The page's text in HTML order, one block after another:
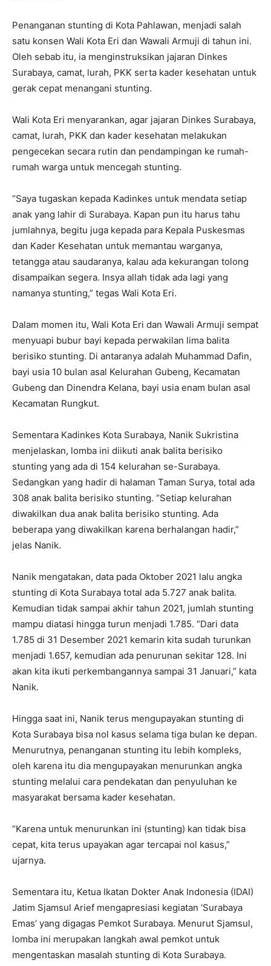
Penanganan stunting di Kota Pahlawan, menjadi salah
satu konsen Wali Kota Eri dan Wawali Armuji di tahun ini.
Oleh sebab itu, ia menginstruksikan jajaran Dinkes
Surabaya, camat, lurah, PKK serta kader kesehatan untuk
gerak cepat menangani stunting.
Wali Kota Eri menyarankan, agar jajaran Dinkes Surabaya,
camat, lurah, PKK dan kader kesehatan melakukan
pengecekan secara rutin dan pendampingan ke rumah-
rumah warga untuk mencegah stunting.
“Saya tugaskan kepada Kadinkes untuk mendata setiap
anak yang lahir di Surabaya. Kapan pun itu harus tahu
jumlahnya, begitu juga kepada para Kepala Puskesmas
dan Kader Kesehatan untuk memantau warganya,
tetangga atau saudaranya, kalau ada kekurangan tolong
disampaikan segera. Insya allah tidak ada lagi yang
namanya stunting,” tegas Wali Kota Eri.
Dalam momen itu, Wali Kota Eri dan Wawali Armuji sempat
menyuapi bubur bayi kepada perwakilan lima balita
berisiko stunting. Di antaranya adalah Muhammad Dafin,
bayi usia 10 bulan asal Kelurahan Gubeng, Kecamatan
Gubeng dan Dinendra Kelana, bayi usia enam bulan asal
Kecamatan Rungkut.
Sementara Kadinkes Kota Surabaya, Nanik Sukristina
menjelaskan, lomba ini diikuti anak balita berisiko
stunting yang ada di 154 kelurahan se-Surabaya.
Sedangkan yang hadir di halaman Taman Surya, total ada
308 anak balita berisiko stunting. “Setiap kelurahan
diwakilkan dua anak balita berisiko stunting. Ada
beberapa yang diwakilkan karena berhalangan hadir,”
jelas Nanik.
Nanik mengatakan, data pada Oktober 2021 lalu angka
stunting di Kota Surabaya total ada 5.727 anak balita.
Kemudian tidak sampai akhir tahun 2021, jumlah stunting
mampu diatasi hingga turun menjadi 1.785. “Dari data
1.785 di 31 Desember 2021 kemarin kita sudah turunkan
menjadi 1.657, kemudian ada penurunan sekitar 128. Ini
akan kita ikuti perkembangannya sampai 31 Januari,” kata
Nanik.
Hingga saat ini, Nanik terus mengupayakan stunting di
Kota Surabaya bisa nol kasus selama tiga bulan ke depan.
Menurutnya, penanganan stunting itu lebih kompleks,
oleh karena itu dia mengupayakan menurunkan angka
stunting melalui cara pendekatan dan penyuluhan ke
masyarakat bersama kader kesehatan.
“Karena untuk menurunkan ini (stunting) kan tidak bisa
cepat, kita terus upayakan agar tercapai nol kasus,”
ujarnya.
Sementara itu, Ketua Ikatan Dokter Anak Indonesia (IDAI)
Jatim Sjamsul Arief mengapresiasi kegiatan ‘Surabaya
Emas’ yang digagas Pemkot Surabaya. Menurut Sjamsul,
lomba ini merupakan langkah awal pemkot untuk
mengentaskan masalah stunting di Kota Surabaya.